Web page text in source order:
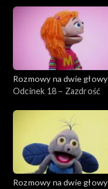
Rozmowy na dwie głowy
Odcinek 18 – Zazdrość
Rozmowy na dwie głowy